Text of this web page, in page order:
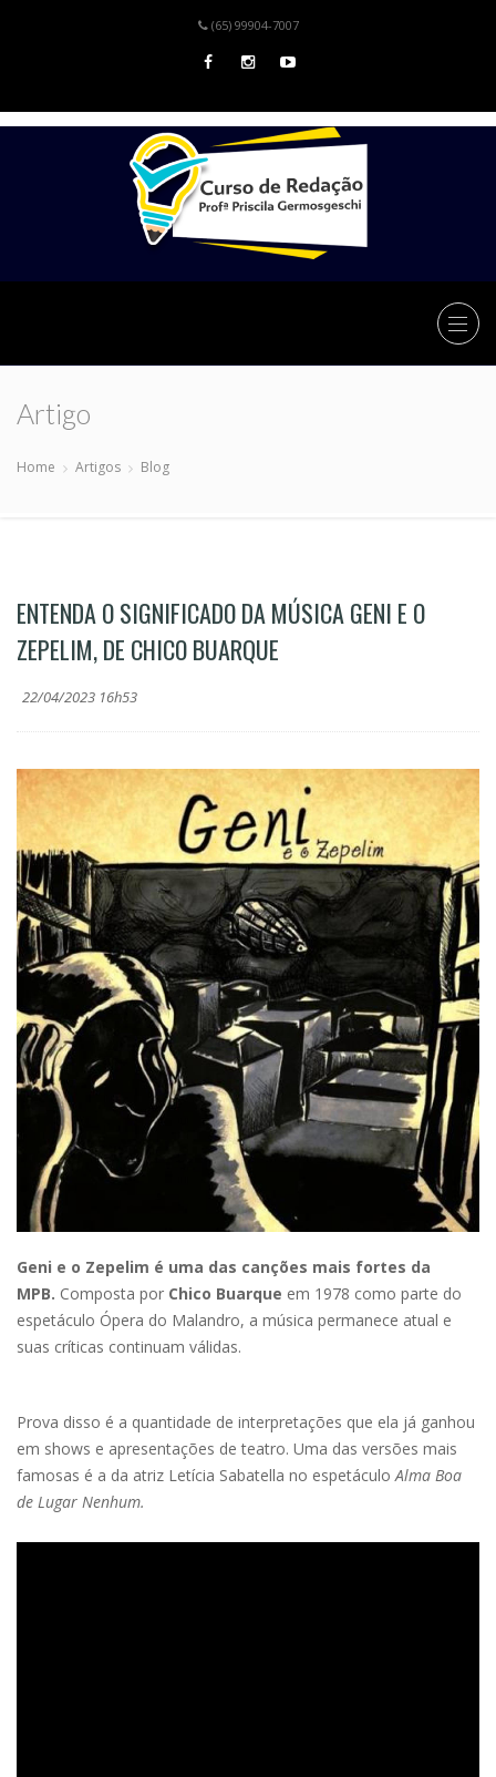
(65) 99904-7007
Artigo
Home Artigos Blog
ENTENDA O SIGNIFICADO DA MÚSICA GENI E O
ZEPELIM, DE CHICO BUARQUE
22/04/2023 16h53
Geni e o Zepelim é uma das canções mais fortes da
MPB. Composta por Chico Buarque em 1978 como parte do
espetáculo Ópera do Malandro, a música permanece atual e
suas críticas continuam válidas.
Prova disso é a quantidade de interpretações que ela já ganhou
em shows e apresentações de teatro. Uma das versões mais
famosas é a da atriz Letícia Sabatella no espetáculo Alma Boa
de Lugar Nenhum.